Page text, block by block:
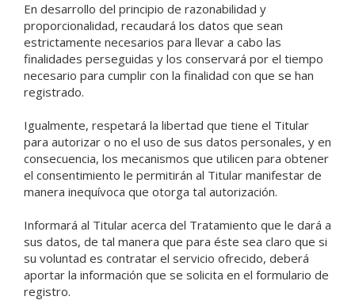
En desarrollo del principio de razonabilidad y
proporcionalidad, recaudará los datos que sean
estrictamente necesarios para llevar a cabo las
finalidades perseguidas y los conservará por el tiempo
necesario para cumplir con la finalidad con que se han
registrado.
Igualmente, respetará la libertad que tiene el Titular
para autorizar o no el uso de sus datos personales, y en
consecuencia, los mecanismos que utilicen para obtener
el consentimiento le permitirán al Titular manifestar de
manera inequívoca que otorga tal autorización.
Informará al Titular acerca del Tratamiento que le dará a
sus datos, de tal manera que para éste sea claro que si
su voluntad es contratar el servicio ofrecido, deberá
aportar la información que se solicita en el formulario de
registro.